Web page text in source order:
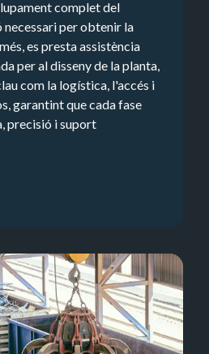
complet del
per obtenir la
es presta assistència
per al disseny de la planta,
com la logística, l'accés i
garantint que cada fase
precisió i suport